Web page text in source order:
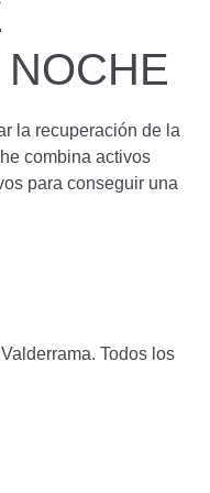
la recuperación de la
combina activos
para conseguir una
Todos los